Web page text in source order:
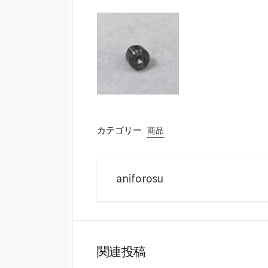
カテゴリー: 商品
aniforosu
関連投稿